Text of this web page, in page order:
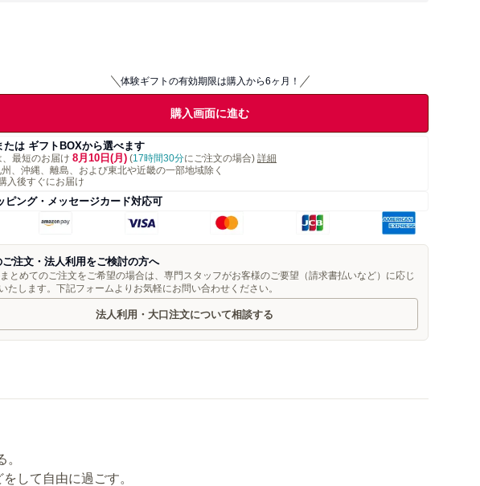
体験ギフトの有効期限は購入から6ヶ月！
購入画面に進む
たは ギフトBOXから選べます
最短のお届け 8月10日(月) (17時間30分にご注文の場合) 詳細
、沖縄、離島、および東北や近畿の一部地域除く
入後すぐにお届け
ピング・メッセージカード対応可
ご注文・法人利用をご検討の方へ
とめてのご注文をご希望の場合は、専門スタッフがお客様のご要望（請求書払いなど）に応じ
たします。下記フォームよりお気軽にお問い合わせください。
法人利用・大口注文について相談する
して自由に過ごす。